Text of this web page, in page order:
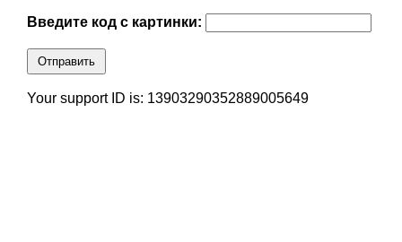
Введите код с картинки:
Отправить
Your support ID is: 13903290352889005649